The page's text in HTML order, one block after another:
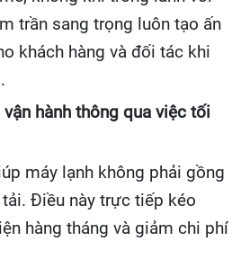
trần sang trọng luôn tạo ấn
khách hàng và đối tác khi
hành thông qua việc tối
máy lạnh không phải gồng
Điều này trực tiếp kéo
hàng tháng và giảm chi phí